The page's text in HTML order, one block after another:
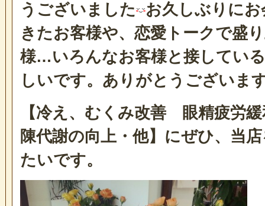
うございました
お久しぶりに
きたお客様や、恋愛トークで盛
様…いろんなお客様と接してい
しいです。ありがとうございま
【冷え、むくみ改善 眼精疲労
陳代謝の向上・他】にぜひ、当
たいです。